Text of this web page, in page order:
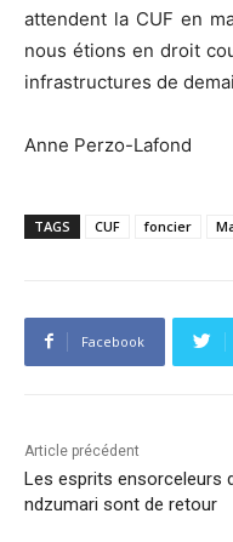
attendent la CUF en
nous étions en droit
infrastructures de
Anne Perzo-Lafond
TAGS CUF foncier
Facebook
Article précédent
Les esprits ensorceleurs
ndzumari sont de retour